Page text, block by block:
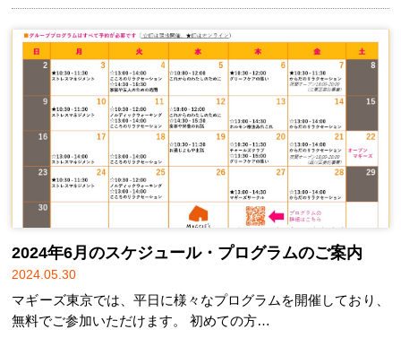
2024年6月のスケジュール・プログラムのご案内
2024.05.30
マギーズ東京では、平日に様々なプログラムを開催しており、
無料でご参加いただけます。 初めての方…